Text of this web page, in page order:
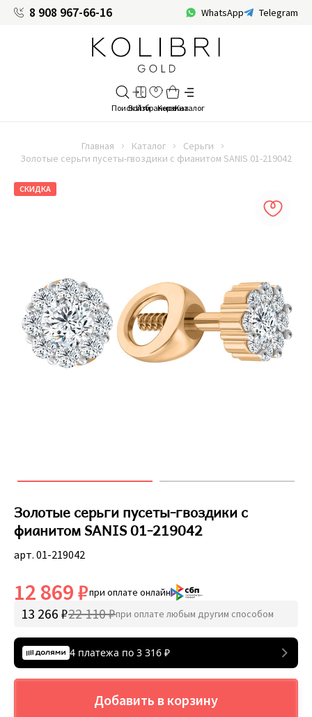
8 908 967-66-16 WhatsApp Telegram
Главная Каталог
Серьги
Золотые серьги пусеты-гвоздики с фианитом SANIS 01-219042
СКИДКА
Золотые серьги пусеты-гвоздики с
фианитом SANIS 01-219042
арт. 01-219042
12 869 ₽при оплате онлайн
13 266 ₽22 110 ₽при оплате любым другим способом
4 платежа по 3 316 ₽
Добавить в корзину